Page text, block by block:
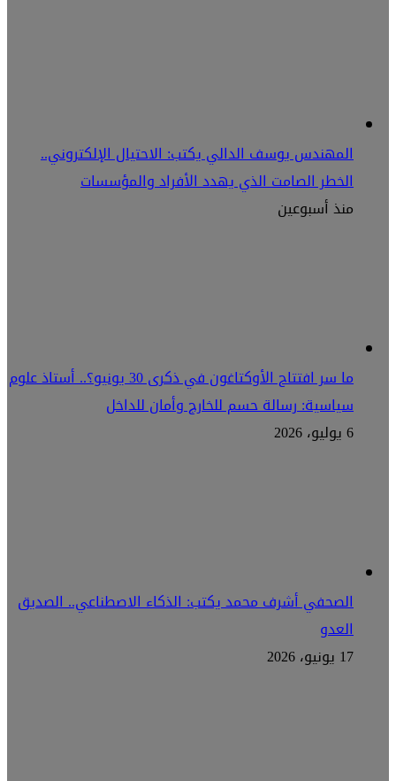
المهندس يوسف الدالي يكتب: الاحتيال الإلكتروني..
الخطر الصامت الذي يهدد الأفراد والمؤسسات
منذ أسبوعين
ما سر افتتاح الأوكتاغون في ذكرى 30 يونيو؟.. أستاذ علوم
سياسية: رسالة حسم للخارج وأمان للداخل
6 يوليو، 2026
الصحفي أشرف محمد يكتب: الذكاء الاصطناعي.. الصديق
العدو
17 يونيو، 2026